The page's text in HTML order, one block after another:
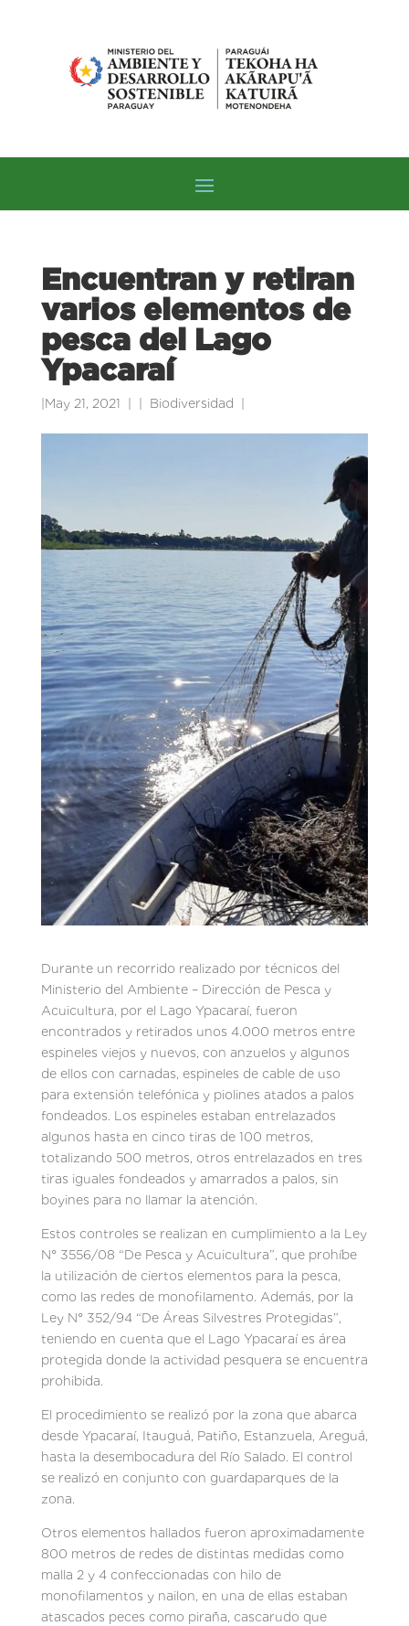
Encuentran y retiran
varios elementos de
pesca del Lago
Ypacaraí
May 21, 2021 Biodiversidad
Durante un recorrido realizado por técnicos del
Ministerio del Ambiente – Dirección de Pesca y
Acuicultura, por el Lago Ypacaraí, fueron
encontrados y retirados unos 4.000 metros entre
espineles viejos y nuevos, con anzuelos y algunos
de ellos con carnadas, espineles de cable de uso
para extensión telefónica y piolines atados a palos
fondeados. Los espineles estaban entrelazados
algunos hasta en cinco tiras de 100 metros,
totalizando 500 metros, otros entrelazados en tres
tiras iguales fondeados y amarrados a palos, sin
boyines para no llamar la atención.
Estos controles se realizan en cumplimiento a la Ley
N° 3556/08 “De Pesca y Acuicultura”, que prohíbe
la utilización de ciertos elementos para la pesca,
como las redes de monofilamento. Además, por la
Ley N° 352/94 “De Áreas Silvestres Protegidas”,
teniendo en cuenta que el Lago Ypacaraí es área
protegida donde la actividad pesquera se encuentra
prohibida.
El procedimiento se realizó por la zona que abarca
desde Ypacaraí, Itauguá, Patiño, Estanzuela, Areguá,
hasta la desembocadura del Río Salado. El control
se realizó en conjunto con guardaparques de la
zona.
Otros elementos hallados fueron aproximadamente
800 metros de redes de distintas medidas como
malla 2 y 4 confeccionadas con hilo de
monofilamentos y nailon, en una de ellas estaban
atascados peces como piraña, cascarudo que